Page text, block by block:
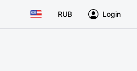
RUB Login